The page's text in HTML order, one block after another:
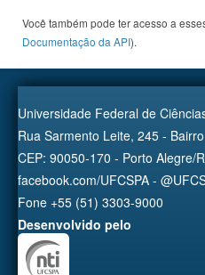
Você também pode ter acesso a
Documentação da API).
Universidade Federal de
Rua Sarmento Leite, 245 -
CEP: 90050-170 - Porto Alegre/
facebook.com/UFCSPA -
Fone +55 (51) 3303-9000
Desenvolvido pelo